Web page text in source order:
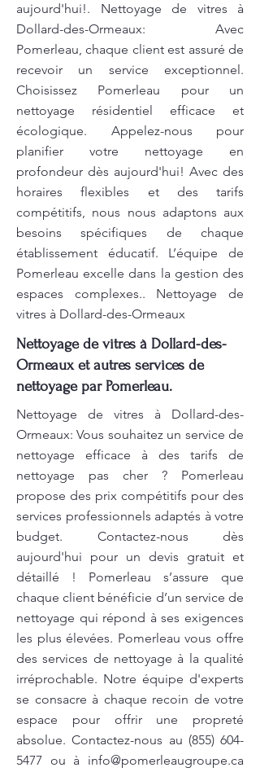
aujourd'hui!. Nettoyage de vitres à
Dollard-des-Ormeaux: Avec
Pomerleau, chaque client est assuré de
recevoir un service exceptionnel.
Choisissez Pomerleau pour un
nettoyage résidentiel efficace et
écologique. Appelez-nous pour
planifier votre nettoyage en
profondeur dès aujourd'hui! Avec des
horaires flexibles et des tarifs
compétitifs, nous nous adaptons aux
besoins spécifiques de chaque
établissement éducatif. L’équipe de
Pomerleau excelle dans la gestion des
espaces complexes.. Nettoyage de
vitres à Dollard-des-Ormeaux
Nettoyage de vitres à Dollard-des-
Ormeaux et autres services de
nettoyage par Pomerleau.
Nettoyage de vitres à Dollard-des-
Ormeaux: Vous souhaitez un service de
nettoyage efficace à des tarifs de
nettoyage pas cher ? Pomerleau
propose des prix compétitifs pour des
services professionnels adaptés à votre
budget. Contactez-nous dès
aujourd'hui pour un devis gratuit et
détaillé ! Pomerleau s’assure que
chaque client bénéficie d’un service de
nettoyage qui répond à ses exigences
les plus élevées. Pomerleau vous offre
des services de nettoyage à la qualité
irréprochable. Notre équipe d'experts
se consacre à chaque recoin de votre
espace pour offrir une propreté
absolue. Contactez-nous au (855) 604-
5477 ou à info@pomerleaugroupe.ca